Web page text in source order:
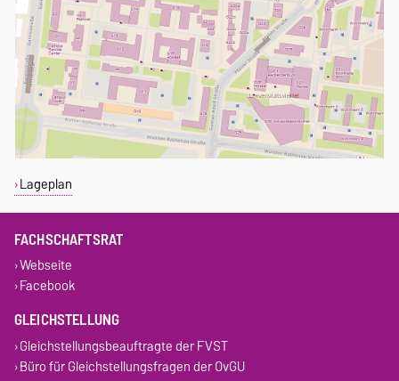
Lageplan
FACHSCHAFTSRAT
Webseite
Facebook
GLEICHSTELLUNG
Gleichstellungsbeauftragte der FVST
Büro für Gleichstellungsfragen der OvGU